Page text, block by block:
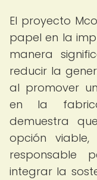
El proyecto
papel en la
manera
reducir la
al promover
en la
demuestra
opción
responsable
integrar la